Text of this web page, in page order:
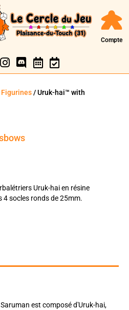
Compte
Figurines/ Uruk-hai™ with
Uruk-hai en résine
4 socles ronds de 25mm.
est composé d'Uruk-hai,